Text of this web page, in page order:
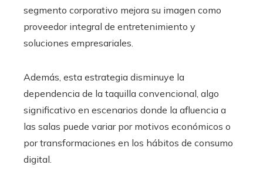
segmento corporativo mejora su imagen como
proveedor integral de entretenimiento y
soluciones empresariales.
Además, esta estrategia disminuye la
dependencia de la taquilla convencional, algo
significativo en escenarios donde la afluencia a
las salas puede variar por motivos económicos o
por transformaciones en los hábitos de consumo
digital.